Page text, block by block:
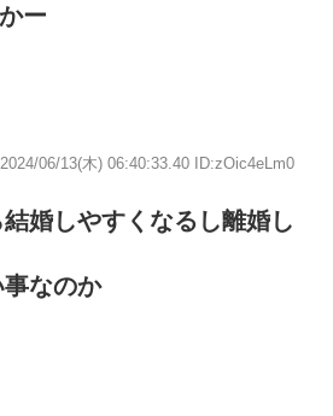
ー
2024/06/13(木) 06:40:33.40 ID:zOic4eLm0
婚しやすくなるし離婚し
なのか